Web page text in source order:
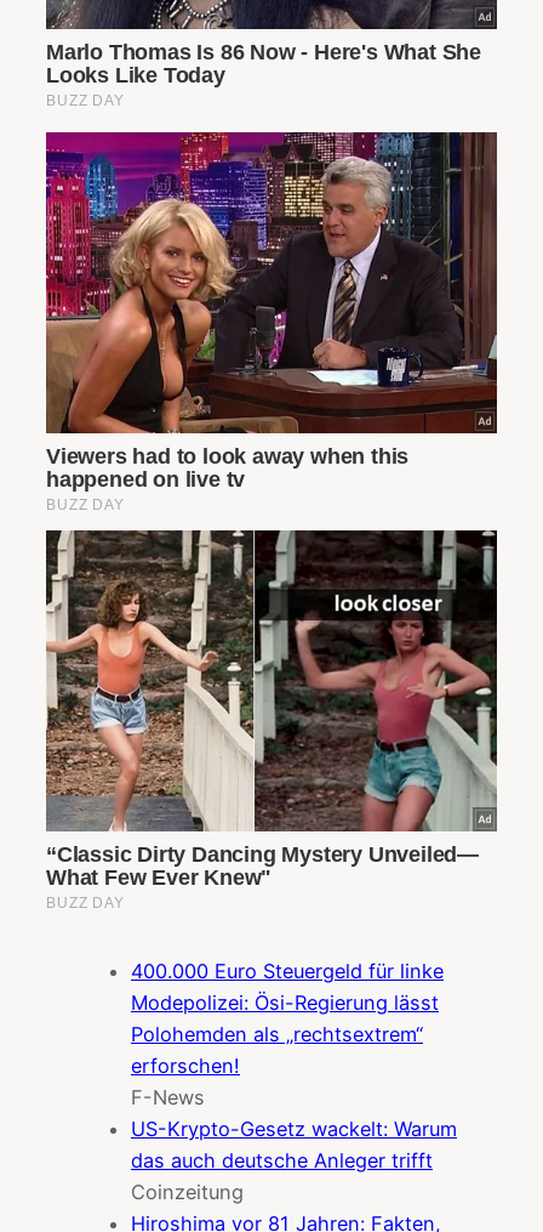
400.000 Euro Steuergeld für linke
Modepolizei: Ösi-Regierung lässt
Polohemden als „rechtsextrem“
erforschen!
F-News
US-Krypto-Gesetz wackelt: Warum
das auch deutsche Anleger trifft
Coinzeitung
Hiroshima vor 81 Jahren: Fakten,